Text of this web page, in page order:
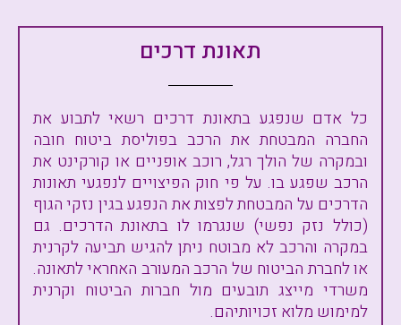
תאונת דרכים
כל אדם שנפגע בתאונת דרכים רשאי לתבוע את
החברה המבטחת את הרכב בפוליסת ביטוח חובה
ובמקרה של הולך רגל, רוכב אופניים או קורקינט את
הרכב שפגע בו. על פי חוק הפיצויים לנפגעי תאונות
הדרכים על המבטחת לפצות את הנפגע בגין נזקי הגוף
(כולל נזק נפשי) שנגרמו לו בתאונת הדרכים. גם
במקרה והרכב לא מבוטח ניתן להגיש תביעה לקרנית
או לחברת הביטוח של הרכב המעורב האחראי לתאונה.
משרדי מייצג תובעים מול חברות הביטוח וקרנית
למימוש מלוא זכויותיהם.